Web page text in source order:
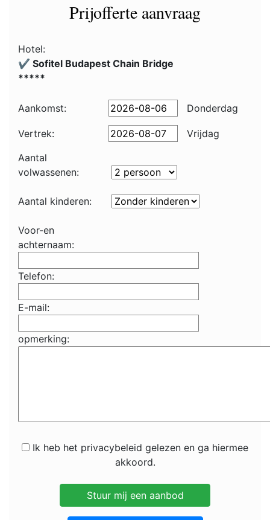
Prijofferte aanvraag
Hotel:
✔️ Sofitel Budapest Chain Bridge
*****
Aankomst: Donderdag
Vertrek:
Vrijdag
Aantal
volwassenen:
Aantal kinderen:
Voor-en
achternaam:
Telefon:
E-mail:
opmerking:
Ik heb het privacybeleid gelezen en ga hiermee
akkoord.